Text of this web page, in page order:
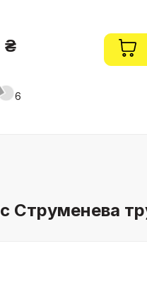
₴
6
Струменева